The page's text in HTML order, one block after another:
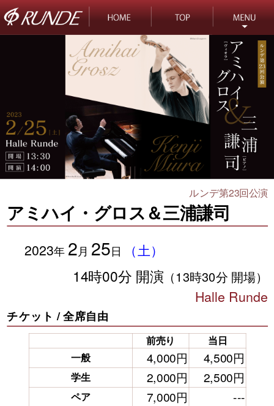
ルンデ第23回公演
アミハイ・グロス＆三浦謙司
2023年 2月 25日 （土）
14時00分 開演 （13時30分 開場）
Halle Runde
チケット / 全席自由
前売り
当日
一般
4,000円 4,500円
学生 2,000円 2,500円
ペア 7,000円 ---